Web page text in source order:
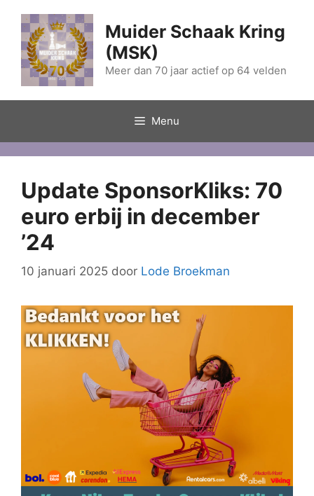
naar
inhoud
Muider Schaak Kring
(MSK)
Meer dan 70 jaar actief op 64 velden
Menu
Update SponsorKliks: 70
euro erbij in december
’24
10 januari 2025 door Lode Broekman